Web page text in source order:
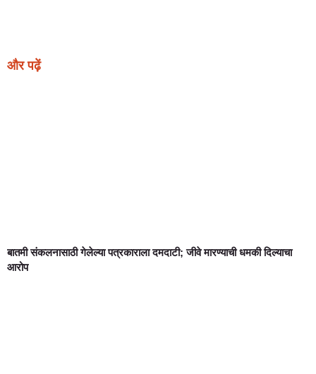
और पढ़ें
बातमी संकलनासाठी गेलेल्या पत्रकाराला दमदाटी; जीवे मारण्याची धमकी दिल्याचा
आरोप